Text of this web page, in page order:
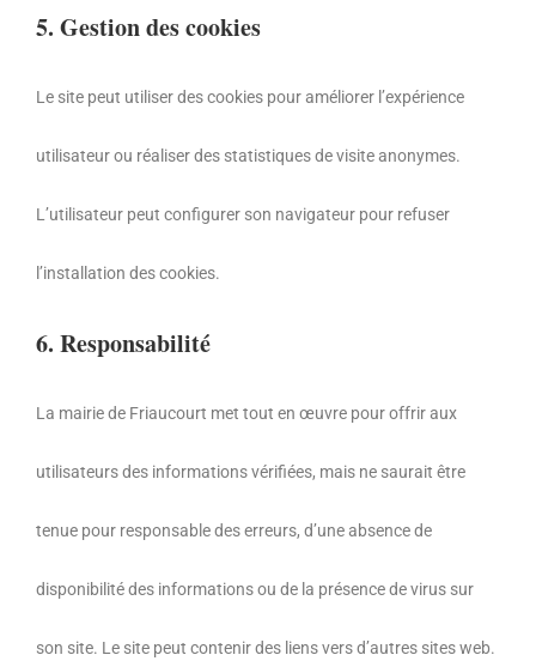
5. Gestion des cookies
Le site peut utiliser des cookies pour améliorer l’expérience
utilisateur ou réaliser des statistiques de visite anonymes.
L’utilisateur peut configurer son navigateur pour refuser
l’installation des cookies.
6. Responsabilité
La mairie de Friaucourt met tout en œuvre pour offrir aux
utilisateurs des informations vérifiées, mais ne saurait être
tenue pour responsable des erreurs, d’une absence de
disponibilité des informations ou de la présence de virus sur
son site. Le site peut contenir des liens vers d’autres sites web.